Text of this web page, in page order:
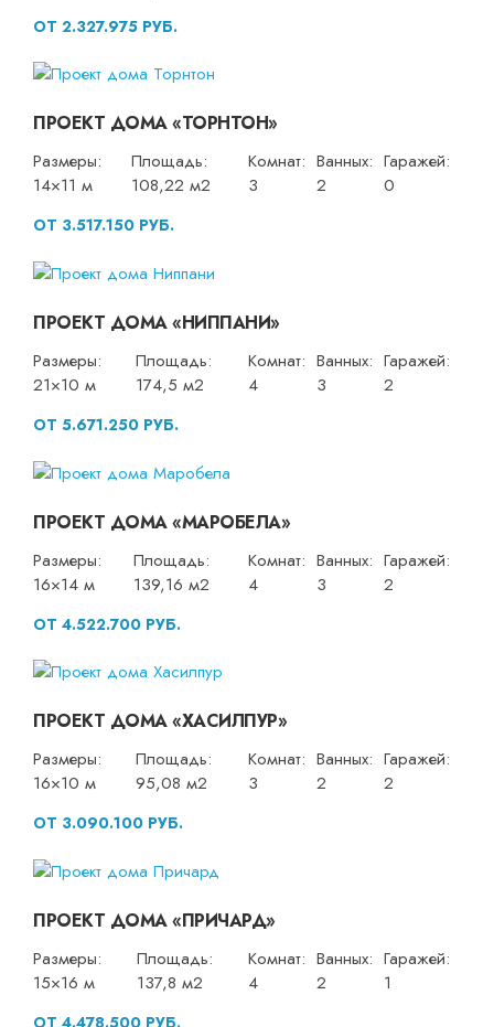
ОТ 2.327.975 РУБ.
ПРОЕКТ ДОМА «ТОРНТОН»
Размеры:
14×11 м
Площадь:
108,22 м2
Комнат:
3
Ванных:
2
Гаражей:
0
ОТ 3.517.150 РУБ.
ПРОЕКТ ДОМА «НИППАНИ»
Размеры:
21×10 м
Площадь:
174,5 м2
Комнат:
4
Ванных:
3
Гаражей:
2
ОТ 5.671.250 РУБ.
ПРОЕКТ ДОМА «МАРОБЕЛА»
Размеры:
16×14 м
Площадь:
139,16 м2
Комнат:
4
Ванных:
3
Гаражей:
2
ОТ 4.522.700 РУБ.
ПРОЕКТ ДОМА «ХАСИЛПУР»
Размеры:
16×10 м
Площадь:
95,08 м2
Комнат:
3
Ванных:
2
Гаражей:
2
ОТ 3.090.100 РУБ.
ПРОЕКТ ДОМА «ПРИЧАРД»
Размеры:
15×16 м
Площадь:
137,8 м2
Комнат:
4
Ванных:
2
Гаражей:
1
ОТ 4.478.500 РУБ.